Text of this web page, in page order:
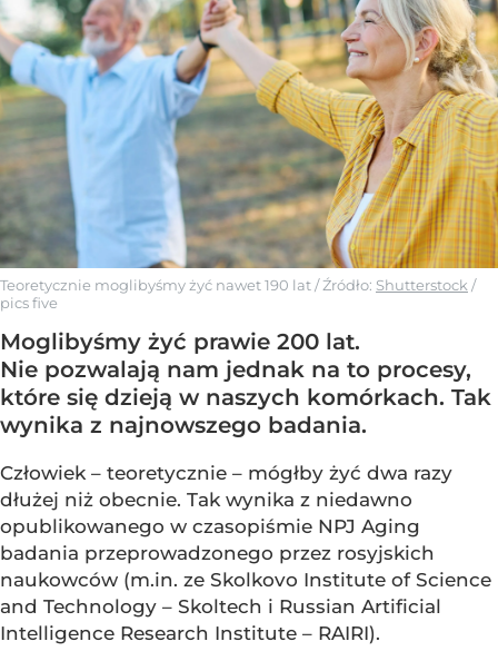
Teoretycznie moglibyśmy żyć nawet 190 lat/ Źródło: Shutterstock /
pics five
Moglibyśmy żyć prawie 200 lat.
Nie pozwalają nam jednak na to procesy,
które się dzieją w naszych komórkach. Tak
wynika z najnowszego badania.
Człowiek – teoretycznie – mógłby żyć dwa razy
dłużej niż obecnie. Tak wynika z niedawno
opublikowanego w czasopiśmie NPJ Aging
badania przeprowadzonego przez rosyjskich
naukowców (m.in. ze Skolkovo Institute of Science
and Technology – Skoltech i Russian Artificial
Intelligence Research Institute – RAIRI).